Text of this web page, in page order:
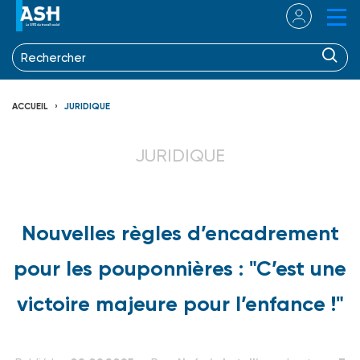
ACCUEIL JURIDIQUE
JURIDIQUE
Nouvelles règles d’encadrement
pour les pouponnières : "C’est une
victoire majeure pour l’enfance !"